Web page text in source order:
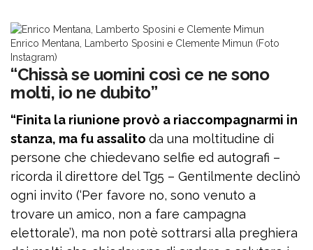
Enrico Mentana, Lamberto Sposini e Clemente Mimun (Foto
Instagram)
“Chissà se uomini così ce ne sono
molti, io ne dubito”
“Finita la riunione provò a riaccompagnarmi in
stanza, ma fu assalito da una moltitudine di
persone che chiedevano selfie ed autografi –
ricorda il direttore del Tg5 – Gentilmente declinò
ogni invito (‘Per favore no, sono venuto a
trovare un amico, non a fare campagna
elettorale’), ma non potè sottrarsi alla preghiera